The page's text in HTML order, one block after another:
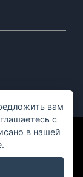
вам
с
в нашей
.